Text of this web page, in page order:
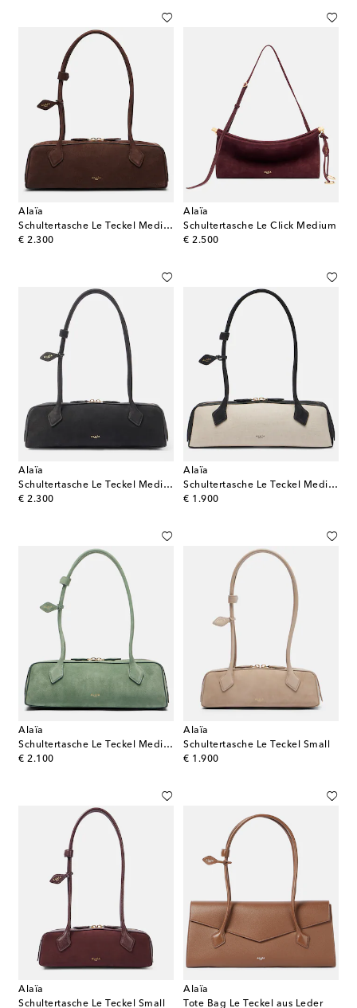
Alaïa
Schultertasche Le Teckel Medium
€ 2.300
original price
Alaïa
Schultertasche Le Click Medium
€ 2.500
original price
Alaïa
Schultertasche Le Teckel Medium
€ 2.300
original price
Alaïa
Schultertasche Le Teckel Medium aus Canvas
€ 1.900
original price
Alaïa
Schultertasche Le Teckel Medium
€ 2.100
original price
Alaïa
Schultertasche Le Teckel Small
€ 1.900
original price
Alaïa
Schultertasche Le Teckel Small
Alaïa
Tote Bag Le Teckel aus Leder